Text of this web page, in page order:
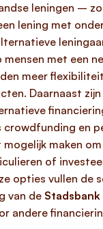
leningen –
lening met
met een
meer
Daarnaast
crowdfunding en
maken
of
opties vullen de
van de
andere